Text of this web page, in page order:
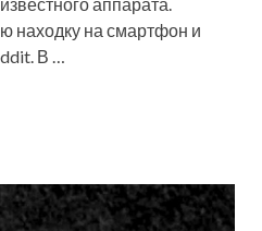
находку на смартфон и
В …